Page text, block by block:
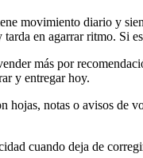
movimiento diario y
en agarrar ritmo. Si
más por
y entregar hoy.
hojas, notas o avisos de
cuando deja de